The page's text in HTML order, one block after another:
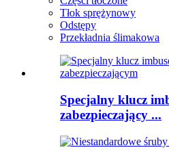
Tłok sprężynowy
Odstępy
Przekładnia ślimakowa
Specjalny klucz
zabezpieczający ...